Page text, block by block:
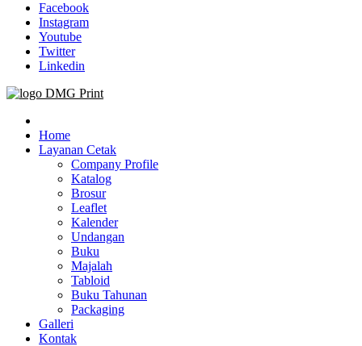
Facebook
Instagram
Youtube
Twitter
Linkedin
Jasa Cetak Online DMG Printing
Home
Layanan Cetak
Company Profile
Katalog
Brosur
Leaflet
Kalender
Undangan
Buku
Majalah
Tabloid
Buku Tahunan
Packaging
Galleri
Kontak